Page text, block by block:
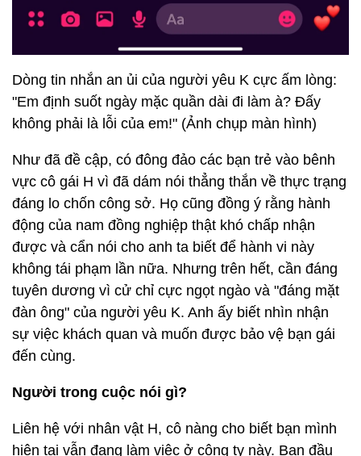
Dòng tin nhắn an ủi của người yêu K cực ấm lòng:
"Em định suốt ngày mặc quần dài đi làm à? Đấy
không phải là lỗi của em!" (Ảnh chụp màn hình)
Như đã đề cập, có đông đảo các bạn trẻ vào bênh
vực cô gái H vì đã dám nói thẳng thắn về thực trạng
đáng lo chốn công sở. Họ cũng đồng ý rằng hành
động của nam đồng nghiệp thật khó chấp nhận
được và cẩn nói cho anh ta biết để hành vi này
không tái phạm lần nữa. Nhưng trên hết, cần đáng
tuyên dương vì cử chỉ cực ngọt ngào và "đáng mặt
đàn ông" của người yêu K. Anh ấy biết nhìn nhận
sự việc khách quan và muốn được bảo vệ bạn gái
đến cùng.
Người trong cuộc nói gì?
Liên hệ với nhân vật H, cô nàng cho biết bạn mình
hiện tại vẫn đang làm việc ở công ty này. Ban đầu